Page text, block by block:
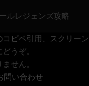
ルレジェンズ攻略
ピペ引用、スクリーン
うぞ。
せん。
問い合わせ